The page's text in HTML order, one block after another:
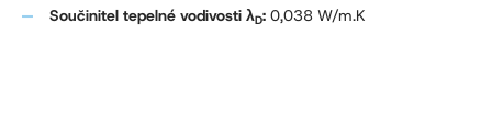
Součinitel tepelné vodivosti λD: 0,038 W/m.K